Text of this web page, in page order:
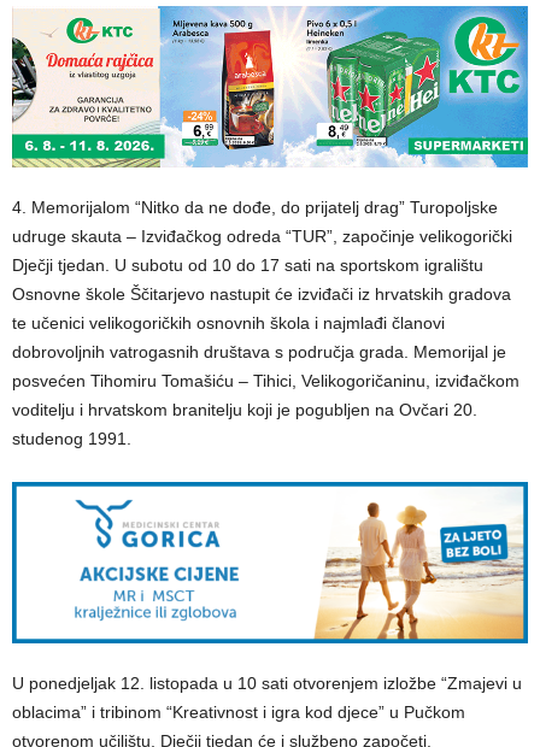
4. Memorijalom “Nitko da ne dođe, do prijatelj drag” Turopoljske
udruge skauta – Izviđačkog odreda “TUR”, započinje velikogorički
Dječji tjedan. U subotu od 10 do 17 sati na sportskom igralištu
Osnovne škole Ščitarjevo nastupit će izviđači iz hrvatskih gradova
te učenici velikogoričkih osnovnih škola i najmlađi članovi
dobrovoljnih vatrogasnih društava s područja grada. Memorijal je
posvećen Tihomiru Tomašiću – Tihici, Velikogoričaninu, izviđačkom
voditelju i hrvatskom branitelju koji je pogubljen na Ovčari 20.
studenog 1991.
U ponedjeljak 12. listopada u 10 sati otvorenjem izložbe “Zmajevi u
oblacima” i tribinom “Kreativnost i igra kod djece” u Pučkom
otvorenom učilištu, Dječji tjedan će i službeno započeti.